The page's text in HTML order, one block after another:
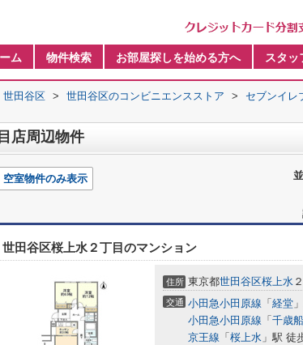
ム 物件検索 お部屋探しを始める方へ スタッ
世田谷区 > 世田谷区のコンビニエンスストア > セブンイレ
店周辺物件
空室物件のみ表示
世田谷区桜上水２丁目のマンション
住所 東京都世田谷区桜上水
交通 小田急小田原線 「 経堂
小田急小田原線 「 千歳
京王線 「 桜上水 」駅 徒